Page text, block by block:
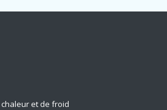
et de froid